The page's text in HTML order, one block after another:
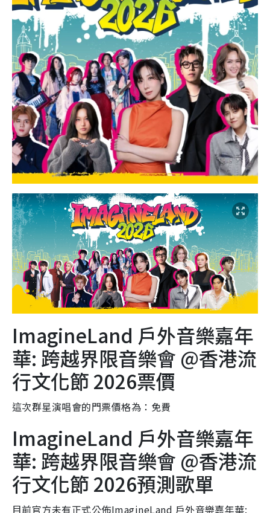
ImagineLand 戶外音樂嘉年
華: 跨越界限音樂會 @香港流
行文化節 2026票價
這次群星演唱會的門票價格為：免費
ImagineLand 戶外音樂嘉年
華: 跨越界限音樂會 @香港流
行文化節 2026預測歌單
目前官方未有正式公佈ImagineLand 戶外音樂嘉年華: